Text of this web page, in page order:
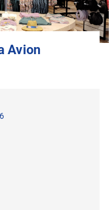
Avion